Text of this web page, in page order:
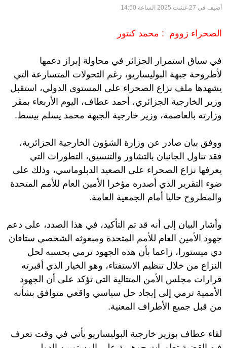
أضيف في 27 غشت 2025 الساعة 14:50
الصحراء زووم : محمد كنتور
في سياق استمرار الجزائر في محاولة إبراز دعمها
لأطروحة جبهة البوليساريو، رغم التحولات المتسارعة التي
يشهدها ملف نزاع الصحراء على المستوى الدولي، استقبل
وزير الخارجية الجزائري، أحمد عطاف، اليوم الأربعاء بمقر
وزارته بالعاصمة، وزير خارجية الجبهة محمد يسلم بيسط.
ووفق بيان صادر عن وزارة الشؤون الخارجية الجزائرية،
فقد تناول الجانبان بالتشاور والتنسيق، التطورات التي
يعرفها نزاع الصحراء على الصعيد الدبلوماسي، وذلك على
ضوء التقرير الذي أصدره مؤخرا الأمين العام للأمم المتحدة
والمطروح حاليا أمام الجمعية العامة.
وأشار البيان إلى أنه قد تم التأكيد، في هذا الصدد، على دعم
جهود الأمين العام للأمم المتحدة ومبعوثه الشخصي ستافان
دي ميستورا، زاعما بأن هذه الجهود ترمي بحسبه لحل
النزاع من خلال تنظيم الاستفتاء، وهو الخيار الذي أقبرته
قرارات مجلس الأمن المتتالية التي تؤكد على أن الجهود
الأممية ترمي إلى إيجاد حل سياسي واقعي متوافق بشأنه
من قبل جميع الأطراف المعنية.
لقاء عطاف بوزير خارجية البوليساريو يأتي في وقت تعرف